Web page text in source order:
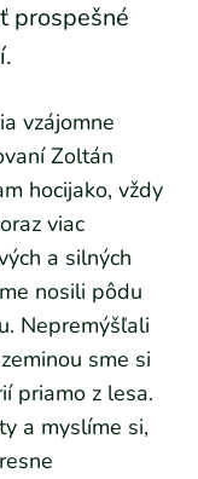
prospešné
vzájomne
Zoltán
hocijako, vždy
viac
a silných
nosili pôdu
Nepremýšľali
sme si
priamo z lesa.
a myslíme si,